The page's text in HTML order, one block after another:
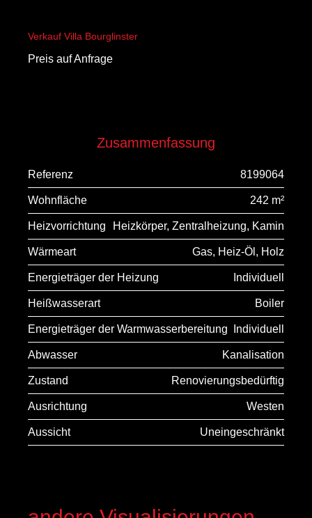
Verkauf Villa Bourglinster
Preis auf Anfrage
Zusammenfassung
Referenz 8199064
Wohnfläche 242 m²
Heizvorrichtung Heizkörper, Zentralheizung, Kamin
Wärmeart Gas, Heiz-Öl, Holz
Energieträger der Heizung Individuell
Heißwasserart Boiler
Energieträger der Warmwasserbereitung Individuell
Abwasser Kanalisation
Zustand Renovierungsbedürftig
Ausrichtung Westen
Aussicht Uneingeschränkt